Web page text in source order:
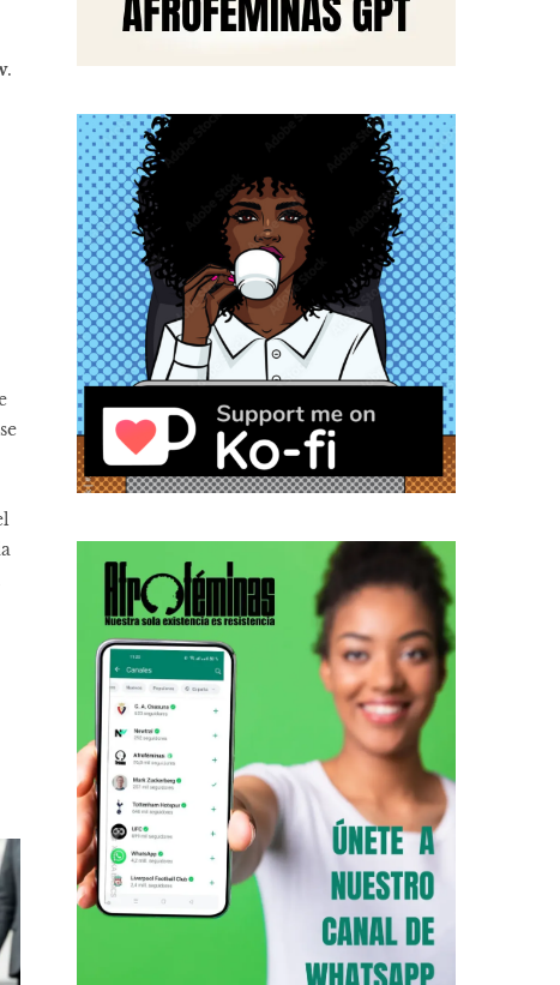
.